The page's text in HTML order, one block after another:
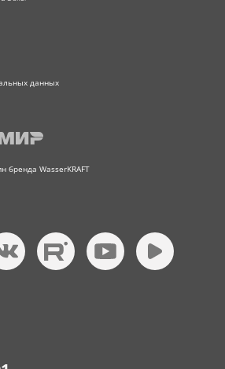
данных
бренда WasserKRAFT